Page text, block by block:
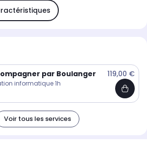
par Boulanger 119,00 €
informatique 1h
Voir tous les services